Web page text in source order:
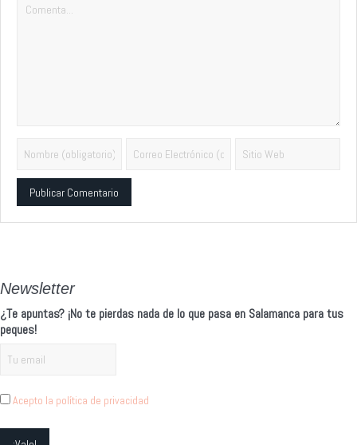
Newsletter
¿Te apuntas? ¡No te pierdas nada de lo que pasa en Salamanca para tus
peques!
Acepto la política de privacidad